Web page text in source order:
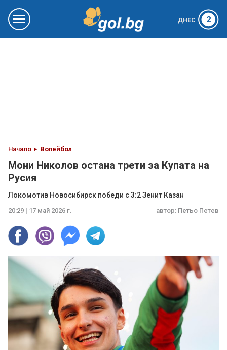
ДНЕС 2
Начало Волейбол
Мони Николов остана трети за Купата на
Русия
Локомотив Новосибирск победи с 3:2 Зенит Казан
20:29 | 17 май 2026 г. автор: Петьо Петев